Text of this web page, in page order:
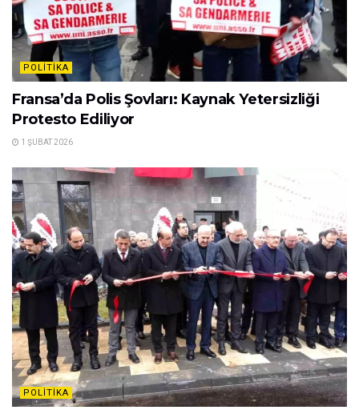
POLITIKA
Fransa’da Polis Şovları: Kaynak Yetersizliği
Protesto Ediliyor
1 ŞUBAT 2026
POLITIKA